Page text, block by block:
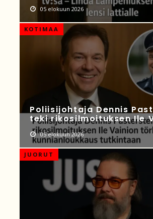
05 elokuun 2026
KOTIMAA
Poliisijohtaja Dennis
teki rikosilmoituksen Ile
05 elokuun 2026
JUORUT